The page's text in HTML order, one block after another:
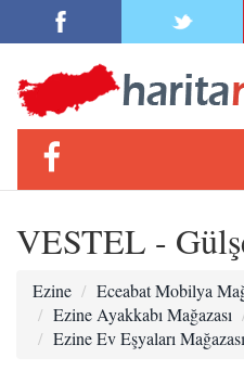
VESTEL -
Ezine
Eceabat Mobilya
Ezine Ayakkabı Mağazası
Ezine Ev Eşyaları Mağazası